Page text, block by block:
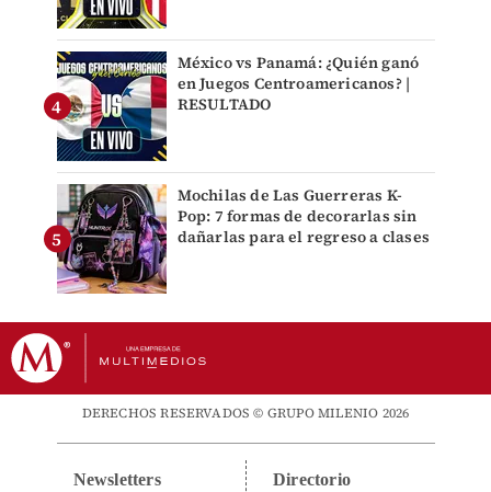
México vs Panamá: ¿Quién ganó
en Juegos Centroamericanos? |
RESULTADO
Mochilas de Las Guerreras K-
Pop: 7 formas de decorarlas sin
dañarlas para el regreso a clases
DERECHOS RESERVADOS © GRUPO MILENIO 2026
Newsletters Directorio